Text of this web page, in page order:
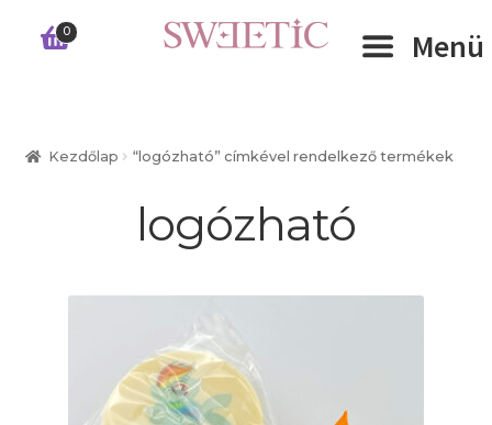
Ugrás
Kilépés
0 Menü
KAPCSOLAT
Kezdőlap “logózható” címkével rendelkező termékek
logózható